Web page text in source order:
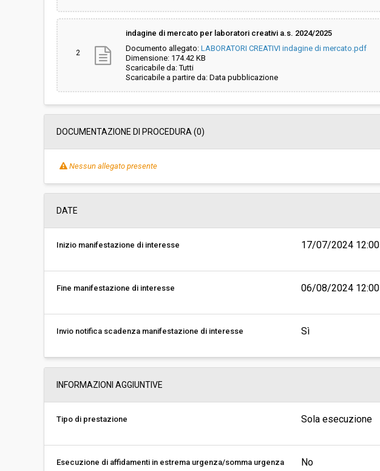
Link al fascicolo trasparenza:
2
indagine di mercato per laboratori creativi a.s. 2024/2025
Documento allegato: LABORATORI CREATIVI indagine di mercato.pdf
Dimensione: 174.42 KB
Scaricabile da: Tutti
Scaricabile a partire da: Data pubblicazione
DOCUMENTAZIONE DI PROCEDURA (0)
Nessun allegato presente
DATE
Inizio manifestazione di interesse 17/07/2024 12:00
Fine manifestazione di interesse 06/08/2024 12:00
Invio notifica scadenza manifestazione di interesse Sì
INFORMAZIONI AGGIUNTIVE
Tipo di prestazione Sola esecuzione
Esecuzione di affidamenti in estrema urgenza/somma urgenza No